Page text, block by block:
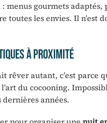
menus gourmets
les envies. Il n’est
à proximité
rêver autant, c’est parce
du cocooning.
années.